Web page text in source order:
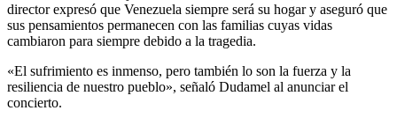
director expresó que Venezuela siempre será su hogar y aseguró que
sus pensamientos permanecen con las familias cuyas vidas
cambiaron para siempre debido a la tragedia.
«El sufrimiento es inmenso, pero también lo son la fuerza y la
resiliencia de nuestro pueblo», señaló Dudamel al anunciar el
concierto.